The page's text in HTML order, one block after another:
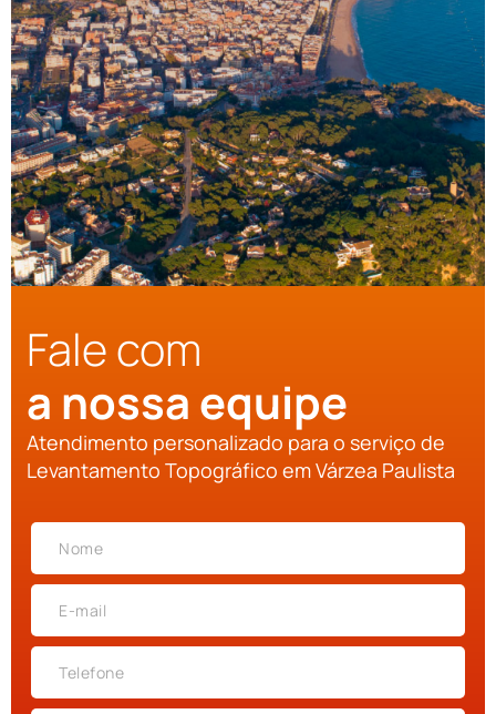
Fale com
a nossa equipe
Atendimento personalizado para o serviço de
Levantamento Topográfico em Várzea Paulista